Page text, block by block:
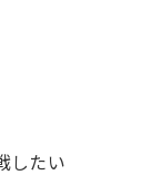
したい